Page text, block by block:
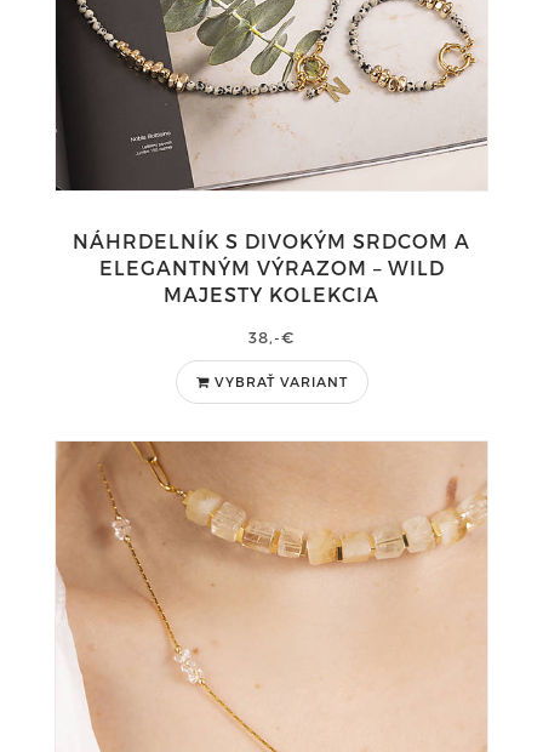
NÁHRDELNÍK S DIVOKÝM SRDCOM A
ELEGANTNÝM VÝRAZOM – WILD
MAJESTY KOLEKCIA
38,-€
VYBRAŤ VARIANT